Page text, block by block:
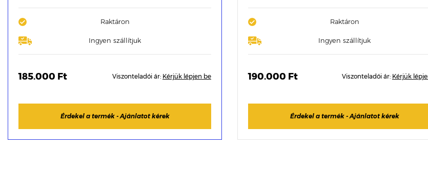
Raktáron
Ingyen szállítjuk
185.000 Ft Viszonteladói ár: Kérjük lépjen be
Érdekel a termék - Ajánlatot kérek
Raktáron
Ingyen szállítjuk
190.000 Ft Viszonteladói ár: Kérjük
Érdekel a termék - Ajánlatot kérek